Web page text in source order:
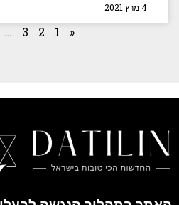
4 מרץ 2021
«
1
2
3
…